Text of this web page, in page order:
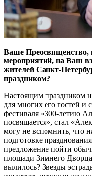
Ваше Преосвященство,
мероприятий, на Ваш
жителей Санкт-
праздником?
Настоящим праздником
для многих его гостей и
фестиваля «300-летию
посвящается», стал
могу не вспомнить, что
подготовке
предложение пойти
площади Зимнего
вылилось? Звезды